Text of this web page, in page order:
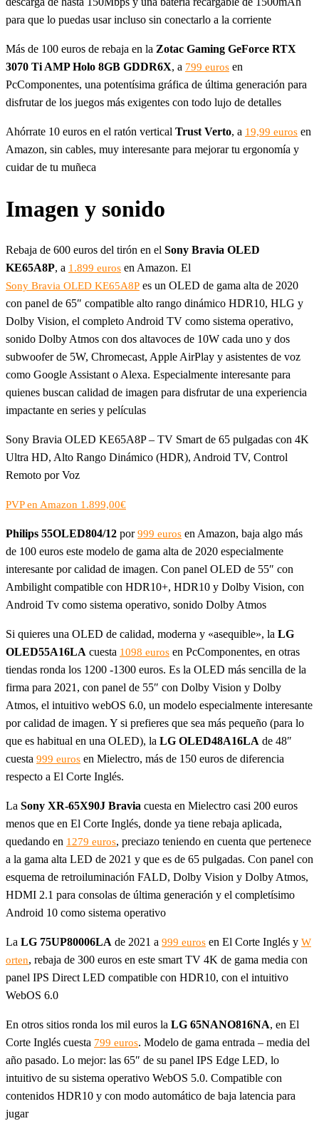
para que lo puedas usar incluso sin conectarlo a la corriente
Más de 100 euros de rebaja en la Zotac Gaming GeForce RTX
3070 Ti AMP Holo 8GB GDDR6X, a 799 euros en
PcComponentes, una potentísima gráfica de última generación para
disfrutar de los juegos más exigentes con todo lujo de detalles
Ahórrate 10 euros en el ratón vertical Trust Verto, a 19,99 euros en
Amazon, sin cables, muy interesante para mejorar tu ergonomía y
cuidar de tu muñeca
Imagen y sonido
Rebaja de 600 euros del tirón en el Sony Bravia OLED
KE65A8P, a 1.899 euros en Amazon. El
Sony Bravia OLED KE65A8P es un OLED de gama alta de 2020
con panel de 65″ compatible alto rango dinámico HDR10, HLG y
Dolby Vision, el completo Android TV como sistema operativo,
sonido Dolby Atmos con dos altavoces de 10W cada uno y dos
subwoofer de 5W, Chromecast, Apple AirPlay y asistentes de voz
como Google Assistant o Alexa. Especialmente interesante para
quienes buscan calidad de imagen para disfrutar de una experiencia
impactante en series y películas
Sony Bravia OLED KE65A8P – TV Smart de 65 pulgadas con 4K
Ultra HD, Alto Rango Dinámico (HDR), Android TV, Control
Remoto por Voz
PVP en Amazon 1.899,00€
Philips 55OLED804/12 por999 euros en Amazon, baja algo más
de 100 euros este modelo de gama alta de 2020 especialmente
interesante por calidad de imagen. Con panel OLED de 55″ con
Ambilight compatible con HDR10+, HDR10 y Dolby Vision, con
Android Tv como sistema operativo, sonido Dolby Atmos
Si quieres una OLED de calidad, moderna y «asequible», la LG
OLED55A16LA cuesta 1098 euros en PcComponentes, en otras
tiendas ronda los 1200 -1300 euros. Es la OLED más sencilla de la
firma para 2021, con panel de 55″ con Dolby Vision y Dolby
Atmos, el intuitivo webOS 6.0, un modelo especialmente interesante
por calidad de imagen. Y si prefieres que sea más pequeño (para lo
que es habitual en una OLED), la LG OLED48A16LA de 48″
cuesta 999 euros en Mielectro, más de 150 euros de diferencia
respecto a El Corte Inglés.
La Sony XR-65X90J Bravia cuesta en Mielectro casi 200 euros
menos que en El Corte Inglés, donde ya tiene rebaja aplicada,
quedando en 1279 euros, preciazo teniendo en cuenta que pertenece
a la gama alta LED de 2021 y que es de 65 pulgadas. Con panel con
esquema de retroiluminación FALD, Dolby Vision y Dolby Atmos,
HDMI 2.1 para consolas de última generación y el completísimo
Android 10 como sistema operativo
La LG 75UP80006LA de 2021 a 999 euros en El Corte Inglés y W
orten, rebaja de 300 euros en este smart TV 4K de gama media con
panel IPS Direct LED compatible con HDR10, con el intuitivo
WebOS 6.0
En otros sitios ronda los mil euros la LG 65NANO816NA, en El
Corte Inglés cuesta 799 euros. Modelo de gama entrada – media del
año pasado. Lo mejor: las 65″ de su panel IPS Edge LED, lo
intuitivo de su sistema operativo WebOS 5.0. Compatible con
contenidos HDR10 y con modo automático de baja latencia para
jugar